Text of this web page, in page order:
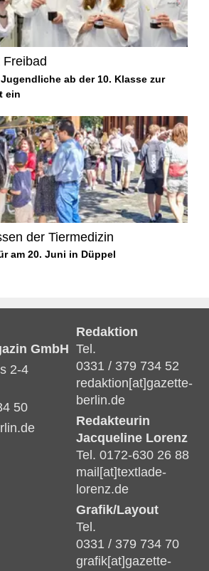
Freibad
ab der 10. Klasse zur
ein
der Tiermedizin
am 20. Juni in Düppel
GmbH
2-4
50
Redaktion
Tel.
0331 / 379 734 52
redaktion[at]gazette-
berlin.de
Redakteurin
Jacqueline Lorenz
Tel. 0172-630 26 88
mail[at]textlade-
lorenz.de
Grafik/Layout
Tel.
0331 / 379 734 70
grafik[at]gazette-